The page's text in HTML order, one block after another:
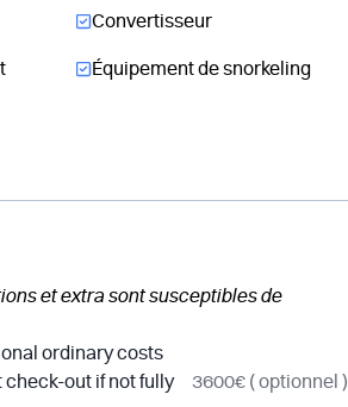
Convertisseur
Équipement de snorkeling
et extra sont susceptibles de
ordinary costs
check-out if not fully
3600€ ( optionnel )